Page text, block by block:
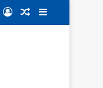
Facebook
Log InRandom Article